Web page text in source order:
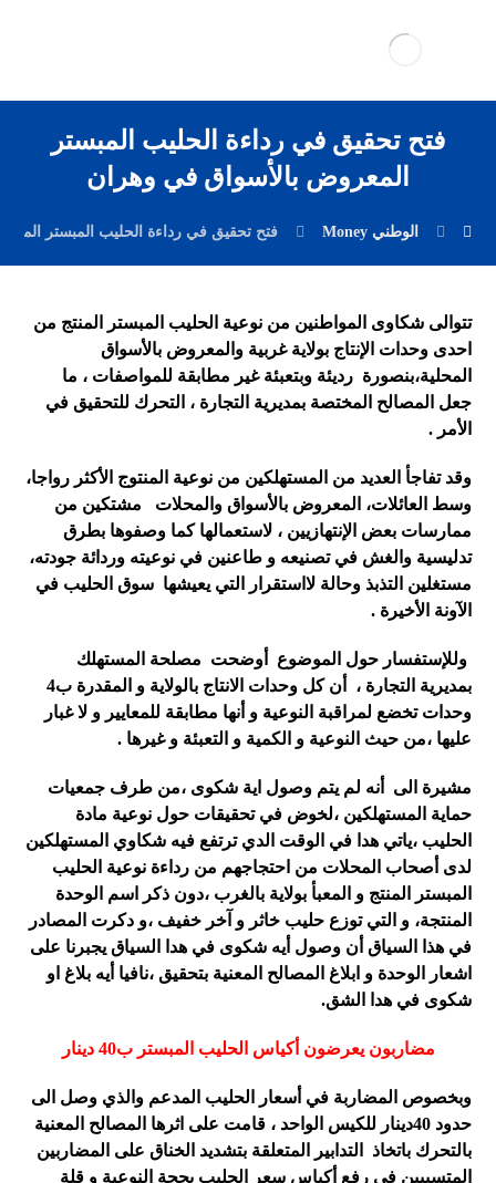
فتح تحقيق في رداءة الحليب المبستر
المعروض بالأسواق في وهران
الوطني Money فتح تحقيق في رداءة الحليب المبستر
تتوالى شكاوى المواطنين من نوعية الحليب المبستر المنتج من
احدى وحدات الإنتاج بولاية غربية والمعروض بالأسواق
المحلية،بنصورة رديئة وبتعبئة غير مطابقة للمواصفات ، ما
جعل المصالح المختصة بمديرية التجارة ، التحرك للتحقيق في
الأمر .
وقد تفاجأ العديد من المستهلكين من نوعية المنتوج الأكثر رواجا،
وسط العائلات، المعروض بالأسواق والمحلات مشتكين من
ممارسات بعض الإنتهازيين ، لاستعمالها كما وصفوها بطرق
تدليسية والغش في تصنيعه و طاعنين في نوعيته وردائة جودته،
مستغلين التذبذ وحالة لااستقرار التي يعيشها سوق الحليب في
الآونة الأخيرة .
وللإستفسار حول الموضوع أوضحت مصلحة المستهلك
بمديرية التجارة ، أن كل وحدات الانتاج بالولاية و المقدرة ب4
وحدات تخضع لمراقبة النوعية و أنها مطابقة للمعايير و لا غبار
عليها ،من حيث النوعية و الكمية و التعبئة و غيرها .
مشيرة الى أنه لم يتم وصول اية شكوى ،من طرف جمعيات
حماية المستهلكين ،لخوض في تحقيقات حول نوعية مادة
الحليب ،ياتي هدا في الوقت الدي ترتفع فيه شكاوي المستهلكين
لدى أصحاب المحلات من احتجاجهم من رداءة نوعية الحليب
المبستر المنتج و المعبأ بولاية بالغرب ،دون ذكر اسم الوحدة
المنتجة، و التي توزع حليب خاثر و آخر خفيف ،و دكرت المصادر
في هذا السياق أن وصول أيه شكوى في هدا السياق يجبرنا على
اشعار الوحدة و ابلاغ المصالح المعنية بتحقيق ،نافيا أيه بلاغ او
شكوى في هدا الشق.
مضاربون يعرضون أكياس الحليب المبستر ب40 دينار
وبخصوص المضاربة في أسعار الحليب المدعم والذي وصل الى
حدود 40دينار للكيس الواحد ، قامت على اثرها المصالح المعنية
بالتحرك باتخاذ التدابير المتعلقة بتشديد الخناق على المضاربين
المتسبيبن في رفع أكياس سعر الحليب بحجة النوعية و قلة